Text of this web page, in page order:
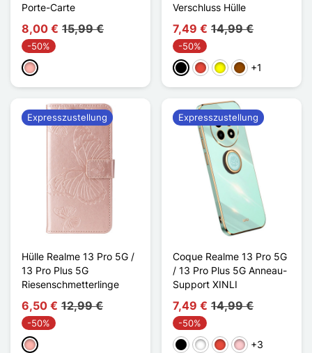
Porte-Carte
8,00 € 15,99 €
-50%
Roségold
Verschluss Hülle
7,49 € 14,99 €
-50%
Schwarz
Rot GelbBraun
+1
Hülle Realme 13 Pro 5G /
13 Pro Plus 5G
Riesenschmetterlinge
6,50 € 12,99 €
-50%
Roségold
Expresszustellung
Coque Realme 13 Pro 5G
/ 13 Pro Plus 5G Anneau-
Support XINLI
7,49 € 14,99 €
-50%
Schwarz
WeißRot Pink+3
Expresszustellung